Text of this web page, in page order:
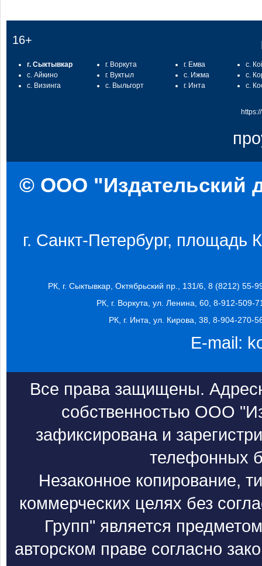
16+
г. Сыктывкар
с. Айкино
с. Визинга
г. Воркута
г. Вуктыл
с. Выльгорт
г. Емва
с. Ижма
г. Инта
с.
с.
с.
© ООО "Издательский
г. Санкт-Петербург, площадь
РК, г. Сыктывкар, Октябрьский пр., 131/6, 8 (8212) 55-
РК, г. Воркута, ул. Ленина, 60, 8-912-509-
РК, г. Инта, ул. Кирова, 38, 8-904-270-
E-mail:
Все права защищены.
собственностью ООО
зафиксирована и
телефонных
Незаконное копирование,
коммерческих целях без
Групп" является
авторском праве согласно